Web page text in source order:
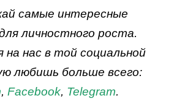
самые интересные
личностного роста.
на нас в той социальной
любишь больше всего:
, Facebook, Telegram.